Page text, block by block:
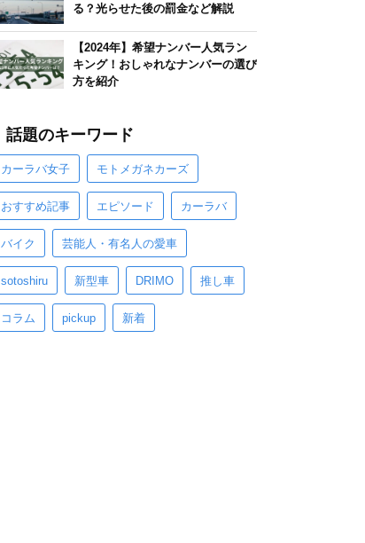
る？光らせた後の罰金など解説
【2024年】希望ナンバー人気ラン
キング！おしゃれなナンバーの選び
方を紹介
話題のキーワード
カーラバ女子 モトメガネカーズ
おすすめ記事 エピソード カーラバ
バイク 芸能人・有名人の愛車
sotoshiru 新型車 DRIMO 推し車
コラム pickup 新着